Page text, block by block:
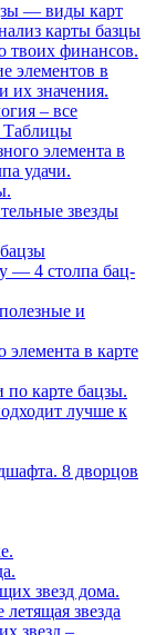
— виды карт
карты базцы
твоих финансов.
элементов в
их значения.
– все
Таблицы
элемента в
удачи.
звезды
— 4 столпа бац-
и
элемента в карте
по карте бацзы.
лучше к
8 дворцов
звезд дома.
звезда